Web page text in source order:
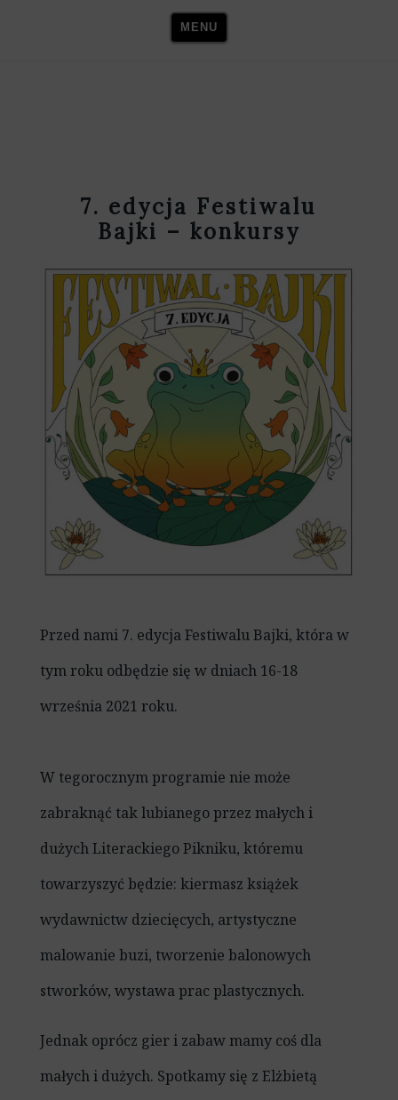
MENU
7. edycja Festiwalu
Bajki – konkursy
Przed nami 7. edycja Festiwalu Bajki, która w
tym roku odbędzie się w dniach 16-18
września 2021 roku.
W tegorocznym programie nie może
zabraknąć tak lubianego przez małych i
dużych Literackiego Pikniku, któremu
towarzyszyć będzie: kiermasz książek
wydawnictw dziecięcych, artystyczne
malowanie buzi, tworzenie balonowych
stworków, wystawa prac plastycznych.
Jednak oprócz gier i zabaw mamy coś dla
małych i dużych. Spotkamy się z Elżbietą